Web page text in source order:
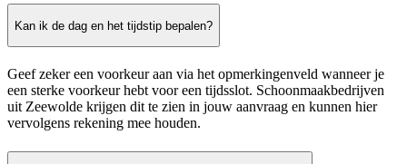
Kan ik de dag en het tijdstip bepalen?
Geef zeker een voorkeur aan via het opmerkingenveld wanneer je
een sterke voorkeur hebt voor een tijdsslot. Schoonmaakbedrijven
uit Zeewolde krijgen dit te zien in jouw aanvraag en kunnen hier
vervolgens rekening mee houden.